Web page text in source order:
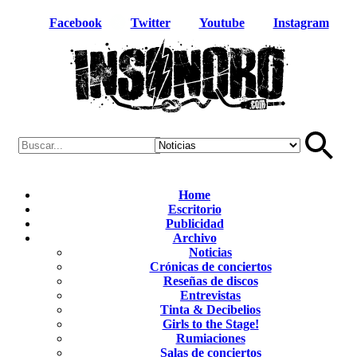
Facebook Twitter Youtube Instagram
Home
Escritorio
Publicidad
Archivo
Noticias
Crónicas de conciertos
Reseñas de discos
Entrevistas
Tinta & Decibelios
Girls to the Stage!
Rumiaciones
Salas de conciertos